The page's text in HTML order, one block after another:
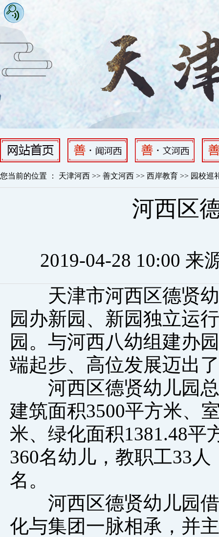
快捷跳转到内容区域
已跳转到头部内容区域
您当前的位置 ： 天津河西 >> 善文河西 >> 西岸教育 >> 园校巡
河西区
2019-04-28 10:00 来
天津市河西区德贤幼
园办新园、新园独立运
园。与河西八幼组建办
端起步、高位发展迈出
河西区德贤幼儿园总
建筑面积3500平方米、
米、绿化面积1381.48平
360名幼儿，教职工33
名。
河西区德贤幼儿园借
化与集团一脉相承，并